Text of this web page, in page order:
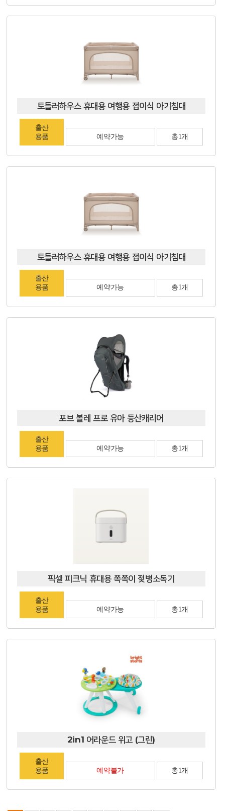
토들러하우스 휴대용 여행용 접이식 아기침대
출산
용품
예약가능 총1개
토들러하우스 휴대용 여행용 접이식 아기침대
출산
용품
예약가능 총1개
포브 볼레 프로 유아 등산캐리어
출산
용품
예약가능 총1개
픽셀 피크닉 휴대용 쪽쪽이 젖병소독기
출산
용품
예약가능 총1개
2in1 어라운드 위고 (그린)
출산
용품
예약불가 총1개